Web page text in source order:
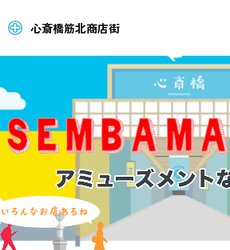
心斎橋筋北商店街